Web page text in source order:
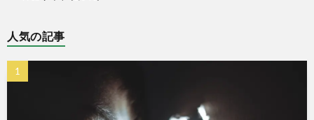
人気の記事